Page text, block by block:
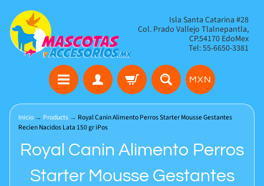
Isla Santa Catarina #28
Col. Prado Vallejo Tlalnepantla,
CP.54170 EdoMex
Tel: 55-6650-3381
MXN
Inicio → Products → Royal Canin Alimento Perros Starter Mousse Gestantes
Recien Nacidos Lata 150 gr iPos
Royal Canin Alimento Perros
Starter Mousse Gestantes